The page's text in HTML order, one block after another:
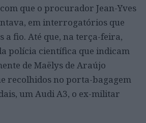
que o procurador Jean-Yves
em interrogatórios que
a fio. Até que, na terça-feira,
polícia científica que indicam
de Maëlys de Araújo
recolhidos no porta-bagagem
um Audi A3, o ex-militar